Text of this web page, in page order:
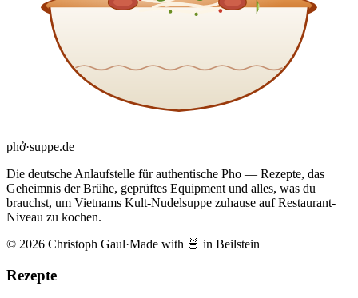
phở·suppe.de
Die deutsche Anlaufstelle für authentische Pho — Rezepte, das
Geheimnis der Brühe, geprüftes Equipment und alles, was du
brauchst, um Vietnams Kult-Nudelsuppe zuhause auf Restaurant-
Niveau zu kochen.
© 2026 Christoph Gaul·Made with 🍜 in Beilstein
Rezepte